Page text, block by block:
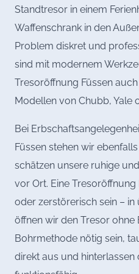
Standtresor in einem
Waffenschrank in den
Problem diskret und
sind mit modernem
Tresoröffnung Füssen
Modellen von Chubb, Yale
Bei
Füssen stehen wir
schätzen unsere ruhige
vor Ort. Eine
oder zerstörerisch sein –
öffnen wir den Tresor ohne
Bohrmethode nötig sein,
direkt aus und hinterlassen